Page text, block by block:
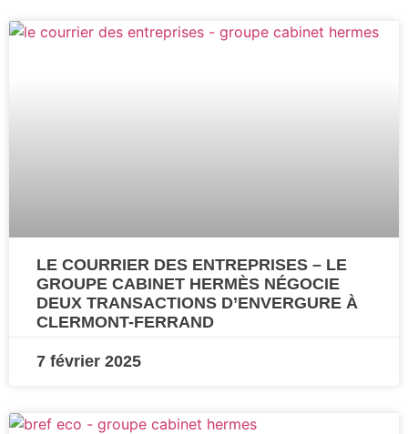
LE COURRIER DES ENTREPRISES – LE
GROUPE CABINET HERMÈS NÉGOCIE
DEUX TRANSACTIONS D’ENVERGURE À
CLERMONT-FERRAND
7 février 2025